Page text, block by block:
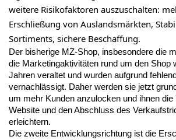
weitere Risikofaktoren auszuschalten:
Erschließung von Auslandsmärkten,
Sortiments, sichere Beschaffung.
Der bisherige MZ-Shop, insbesondere die
die Marketingaktivitäten rund um den Shop
Jahren veraltet und wurden aufgrund
vernachlässigt. Daher werden sie jetzt
um mehr Kunden anzulocken und ihnen
Website und den Abschluss des
erleichtern.
Die zweite Entwicklungsrichtung ist die